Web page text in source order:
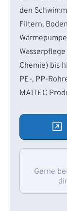
den
Filtern,
Chemie) bis
PE-, PP-
MAITEC
Gerne